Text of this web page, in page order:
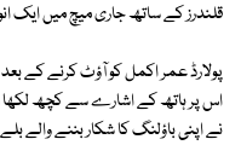
قلندرز کے ساتھ جاری میچ میں ایک
پولارڈ عمر اکمل کو آؤٹ کرنے کے
اس پر ہاتھ کے اشارے سے کچھ لکھا
نے اپنی باؤلنگ کا شکار بننے والے